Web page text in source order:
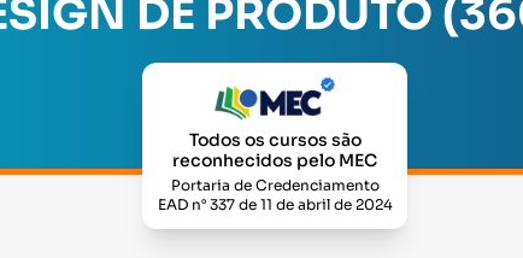
DE PRODUTO
Todos os cursos são
reconhecidos pelo MEC
Portaria de Credenciamento
EAD n° 337 de 11 de abril de 2024